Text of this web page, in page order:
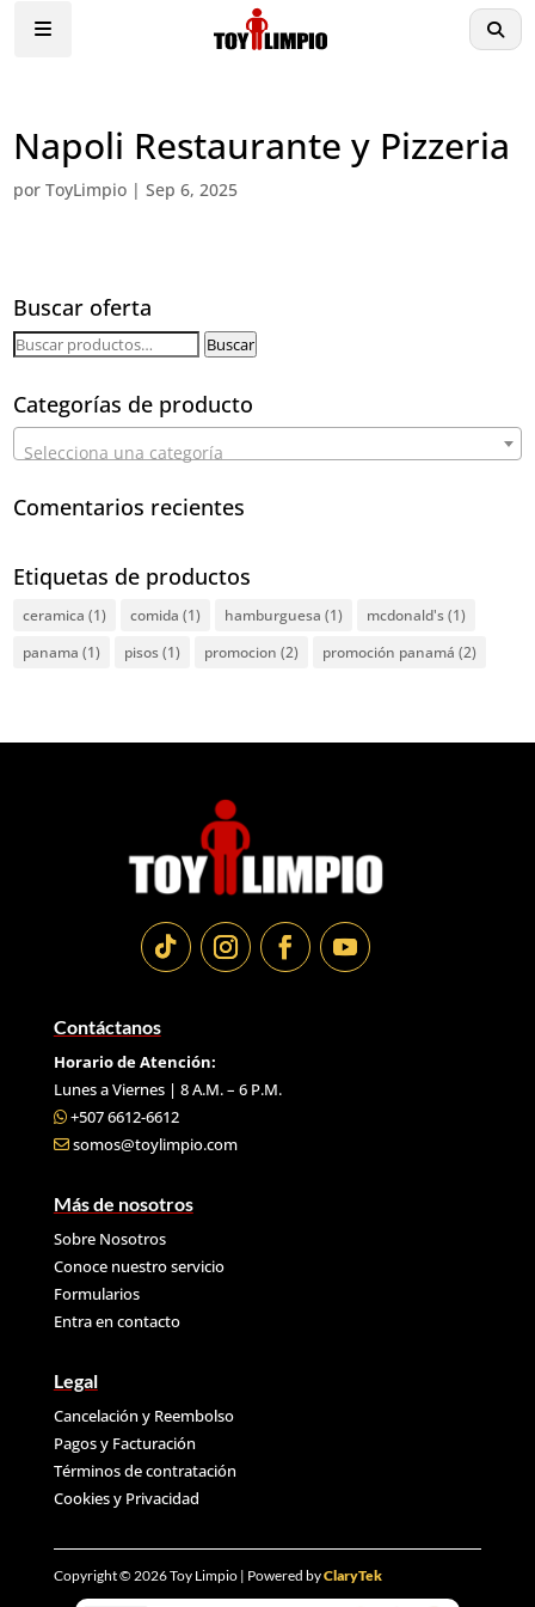
Napoli Restaurante y Pizzeria
porToyLimpio |Sep 6, 2025
Buscar oferta
Buscar
Buscar
Categorías de producto
Selecciona una categoría
Comentarios recientes
Etiquetas de productos
ceramica (1) comida (1) hamburguesa (1) mcdonald's(1)
panama (1) pisos(1) promocion (2) promoción panamá (2)
Contáctanos
Horario de Atención:
Lunes a Viernes | 8 A.M. – 6 P.M.
+507 6612-6612
somos@toylimpio.com
Más de nosotros
Sobre Nosotros
Conoce nuestro servicio
Formularios
Entra en contacto
Legal
Cancelación y Reembolso
Pagos y Facturación
Términos de contratación
Cookies y Privacidad
Copyright © 2026 Toy Limpio | Powered byClaryTek